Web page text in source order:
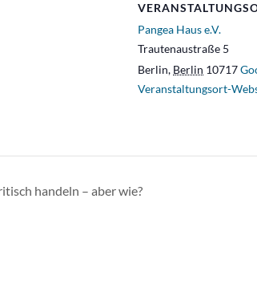
Pangea Haus e.V.
Trautenaustraße 5
Berlin, Berlin 10717
Veranstaltungsort-
handeln – aber wie?